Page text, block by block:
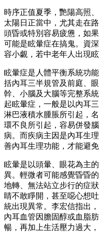
時序正值夏季，艷陽高照
太陽日正當中，尤其走在
頭昏或特別容易疲憊，如
可能是眩暈症在搞鬼。資
容小覷，若中老年人出現
眩暈症是人體平衡系統功
括內耳三半規管及前庭、
幹、小腦及大腦等完整系
起眩暈症，一般是以內耳
淋巴液積水腫脹所引起，
環不良所引起，容易併發
病。而疾病主因是內耳生
善內耳生理功能，才能避
眩暈是以頭暈、眼花為主
異。輕微者可能感覺昏昏
地轉、無法站立步行的症
睛不敢睜開，甚至噁心想
統出現異常。李宏信指出
內耳血管因膽固醇或血脂
暢，再加上生活壓力過大